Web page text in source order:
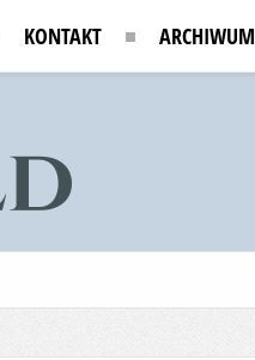
KONTAKT ARCHIWUM